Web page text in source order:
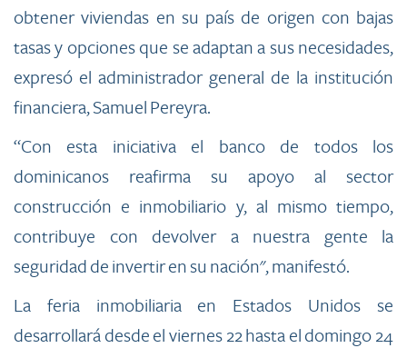
obtener viviendas en su país de origen con bajas
tasas y opciones que se adaptan a sus necesidades,
expresó el administrador general de la institución
financiera, Samuel Pereyra.
“Con esta iniciativa el banco de todos los
dominicanos reafirma su apoyo al sector
construcción e inmobiliario y, al mismo tiempo,
contribuye con devolver a nuestra gente la
seguridad de invertir en su nación", manifestó.
La feria inmobiliaria en Estados Unidos se
desarrollará desde el viernes 22 hasta el domingo 24